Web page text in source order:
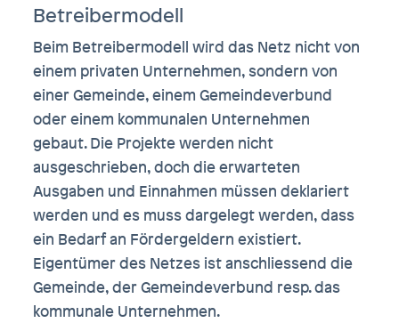
Betreibermodell
Beim Betreibermodell wird das Netz nicht von
einem privaten Unternehmen, sondern von
einer Gemeinde, einem Gemeindeverbund
oder einem kommunalen Unternehmen
gebaut. Die Projekte werden nicht
ausgeschrieben, doch die erwarteten
Ausgaben und Einnahmen müssen deklariert
werden und es muss dargelegt werden, dass
ein Bedarf an Fördergeldern existiert.
Eigentümer des Netzes ist anschliessend die
Gemeinde, der Gemeindeverbund resp. das
kommunale Unternehmen.